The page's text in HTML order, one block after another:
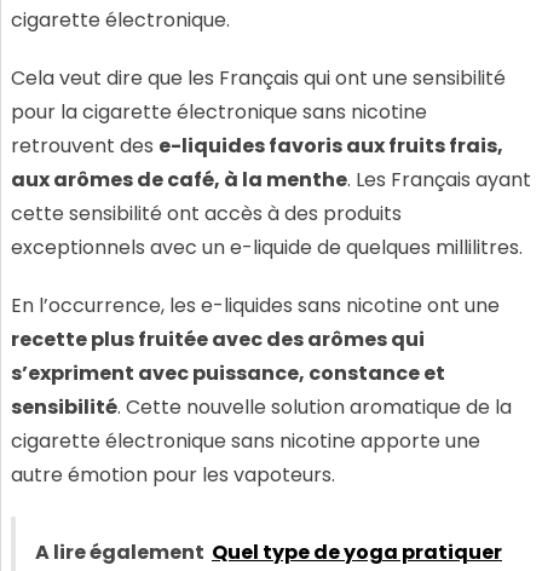
cigarette électronique.
Cela veut dire que les Français qui ont une sensibilité
pour la cigarette électronique sans nicotine
retrouvent des e-liquides favoris aux fruits frais,
aux arômes de café, à la menthe. Les Français ayant
cette sensibilité ont accès à des produits
exceptionnels avec un e-liquide de quelques millilitres.
En l’occurrence, les e-liquides sans nicotine ont une
recette plus fruitée avec des arômes qui
s’expriment avec puissance, constance et
sensibilité. Cette nouvelle solution aromatique de la
cigarette électronique sans nicotine apporte une
autre émotion pour les vapoteurs.
A lire également Quel type de yoga pratiquer